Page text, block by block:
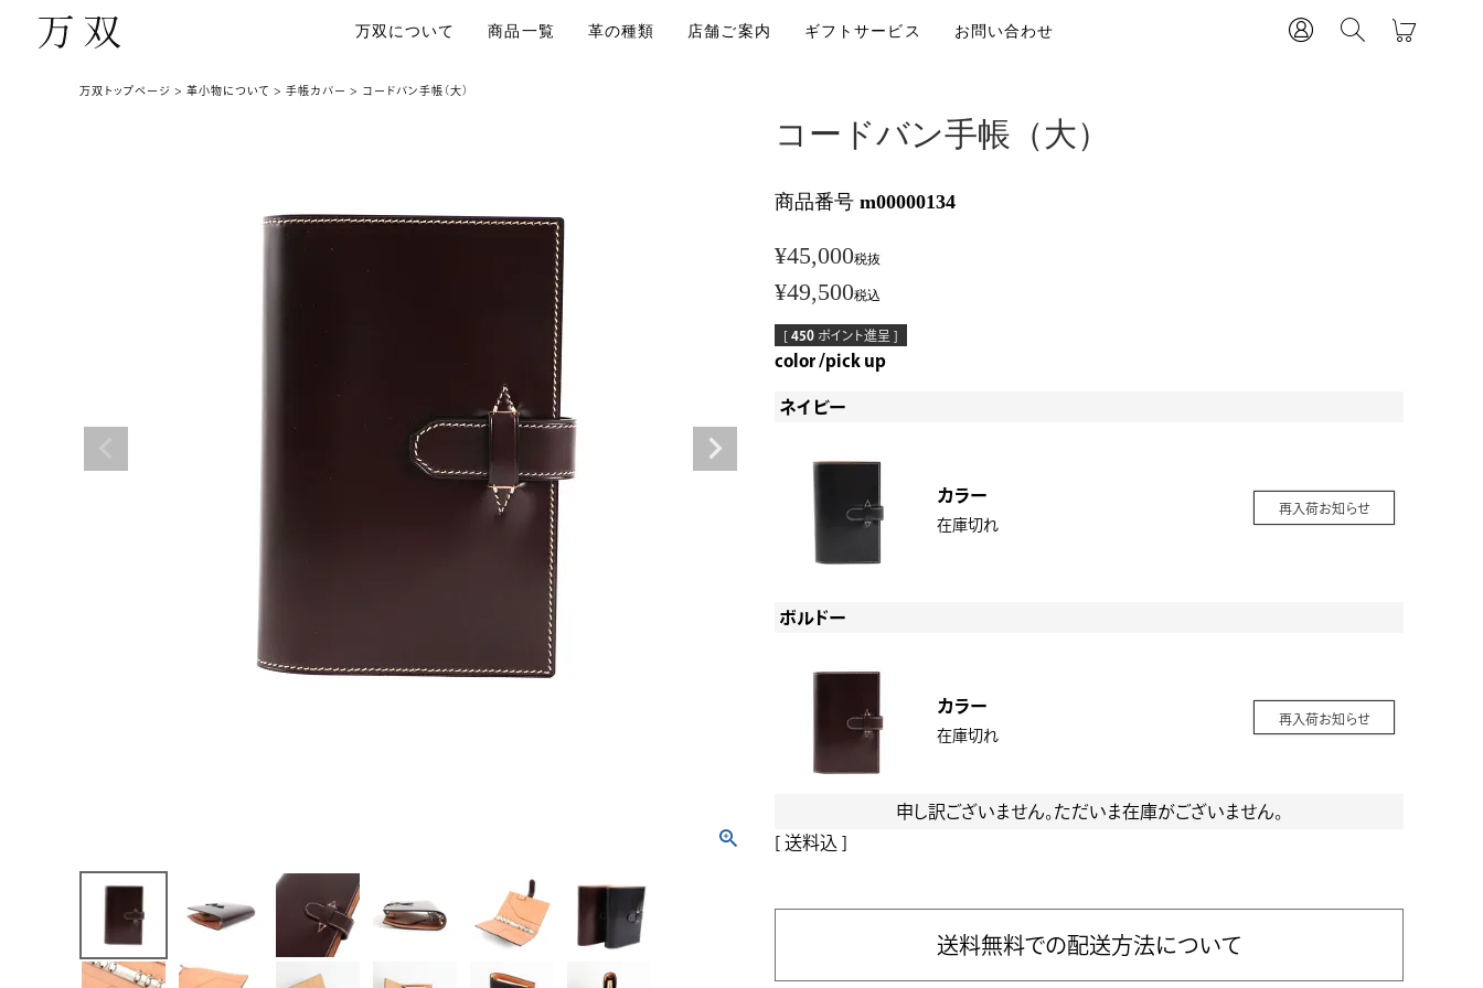
万双について 商品一覧 革の種類 店舗ご案内 ギフトサービス お問い合わせ
万双トップページ 革小物について 手帳カバー コードバン手帳（大）
コードバン手帳（大）
商品番号 m00000134
¥45,000税抜
¥49,500税込
[ 450 ポイント進呈 ]
color pick up
ネイビー
カラー
在庫切れ
再入荷お知らせ
ボルドー
カラー
在庫切れ
再入荷お知らせ
申し訳ございません。ただいま在庫がございません。
送料込
送料無料での配送方法について